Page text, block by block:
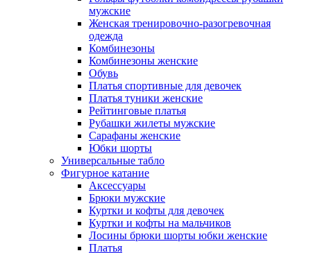
мужские
Женская тренировочно-разогревочная
одежда
Комбинезоны
Комбинезоны женские
Обувь
Платья спортивные для девочек
Платья туники женские
Рейтинговые платья
Рубашки жилеты мужские
Сарафаны женские
Юбки шорты
Универсальные табло
Фигурное катание
Аксессуары
Брюки мужские
Куртки и кофты для девочек
Куртки и кофты на мальчиков
Лосины брюки шорты юбки женские
Платья